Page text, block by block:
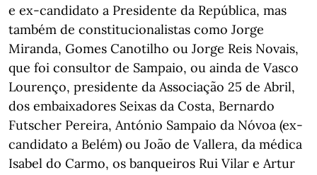
e ex-candidato a Presidente da República, mas
também de constitucionalistas como Jorge
Miranda, Gomes Canotilho ou Jorge Reis Novais,
que foi consultor de Sampaio, ou ainda de Vasco
Lourenço, presidente da Associação 25 de Abril,
dos embaixadores Seixas da Costa, Bernardo
Futscher Pereira, António Sampaio da Nóvoa (ex-
candidato a Belém) ou João de Vallera, da médica
Isabel do Carmo, os banqueiros Rui Vilar e Artur